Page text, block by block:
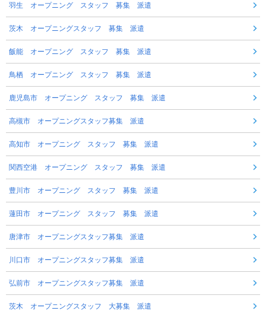
羽生 オープニング スタッフ 募集 派遣
茨木 オープニングスタッフ 募集 派遣
飯能 オープニング スタッフ 募集 派遣
鳥栖 オープニング スタッフ 募集 派遣
鹿児島市 オープニング スタッフ 募集 派遣
高槻市 オープニングスタッフ募集 派遣
高知市 オープニング スタッフ 募集 派遣
関西空港 オープニング スタッフ 募集 派遣
豊川市 オープニング スタッフ 募集 派遣
蓮田市 オープニング スタッフ 募集 派遣
唐津市 オープニングスタッフ募集 派遣
川口市 オープニングスタッフ募集 派遣
弘前市 オープニングスタッフ募集 派遣
茨木 オープニングスタッフ 大募集 派遣